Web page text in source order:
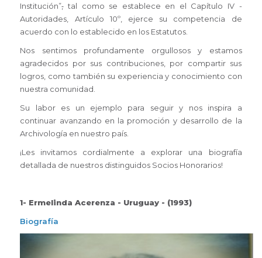
Institución”,tal como se establece en el Capítulo IV -
Autoridades, Artículo 10º, ejerce su competencia de
acuerdo con lo establecido en los Estatutos.
Nos sentimos profundamente orgullosos y estamos
agradecidos por sus contribuciones, por compartir sus
logros, como también su experiencia y conocimiento con
nuestra comunidad.
Su labor es un ejemplo para seguir y nos inspira a
continuar avanzando en la promoción y desarrollo de la
Archivología en nuestro país.
¡Les invitamos cordialmente a explorar una biografía
detallada de nuestros distinguidos Socios Honorarios!
1- Ermelinda Acerenza - Uruguay - (1993)
Biografía